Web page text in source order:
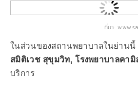
ที่มา:
ในส่วนของสถานพยาบาลในย่านนี้
สมิติเวช สุขุมวิท, โรงพยาบาลคามิ
บริการ